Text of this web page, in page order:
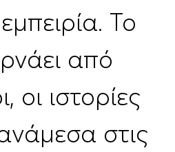
Το
από
οι ιστορίες
στις